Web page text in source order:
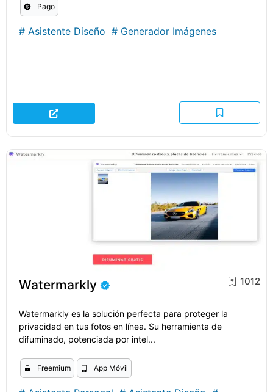
Pago
# Asistente Diseño # Generador Imágenes
Watermarkly 1012
Watermarkly es la solución perfecta para proteger la
privacidad en tus fotos en línea. Su herramienta de
difuminado, potenciada por intel...
Freemium App Móvil